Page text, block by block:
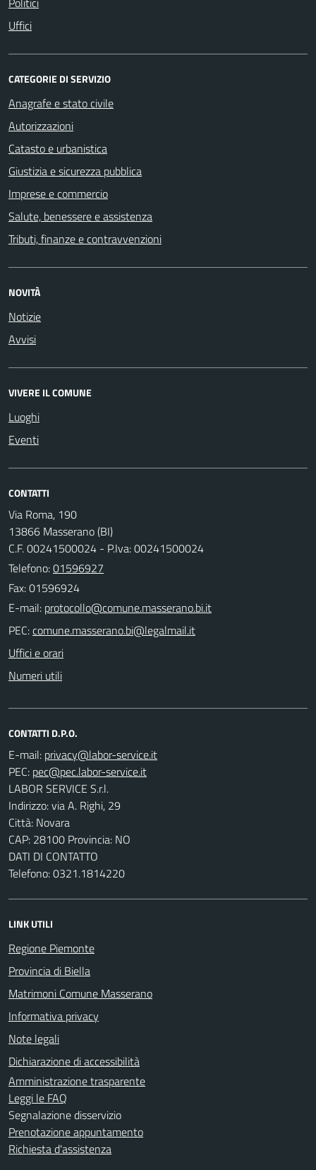
Uffici
CATEGORIE DI SERVIZIO
Anagrafe e stato civile
Autorizzazioni
Catasto e urbanistica
Giustizia e sicurezza pubblica
Imprese e commercio
Salute, benessere e assistenza
Tributi, finanze e contravvenzioni
NOVITÀ
Notizie
Avvisi
VIVERE IL COMUNE
Luoghi
Eventi
CONTATTI
Via Roma, 190
13866 Masserano (BI)
C.F. 00241500024 - P.Iva: 00241500024
Telefono:01596927
Fax: 01596924
E-mail:
PEC:
Uffici e orari
Numeri utili
CONTATTI D.P.O.
E-mail:
PEC:
LABOR SERVICE S.r.l.
Indirizzo: via A. Righi, 29
Città: Novara
CAP: 28100 Provincia: NO
DATI DI CONTATTO
Telefono: 0321.1814220
LINK UTILI
Regione Piemonte
Provincia di Biella
Matrimoni Comune Masserano
Informativa privacy
Note legali
Dichiarazione di accessibilità
Amministrazione trasparente
Leggi le FAQ
Segnalazione disservizio
Prenotazione appuntamento
Richiesta d'assistenza